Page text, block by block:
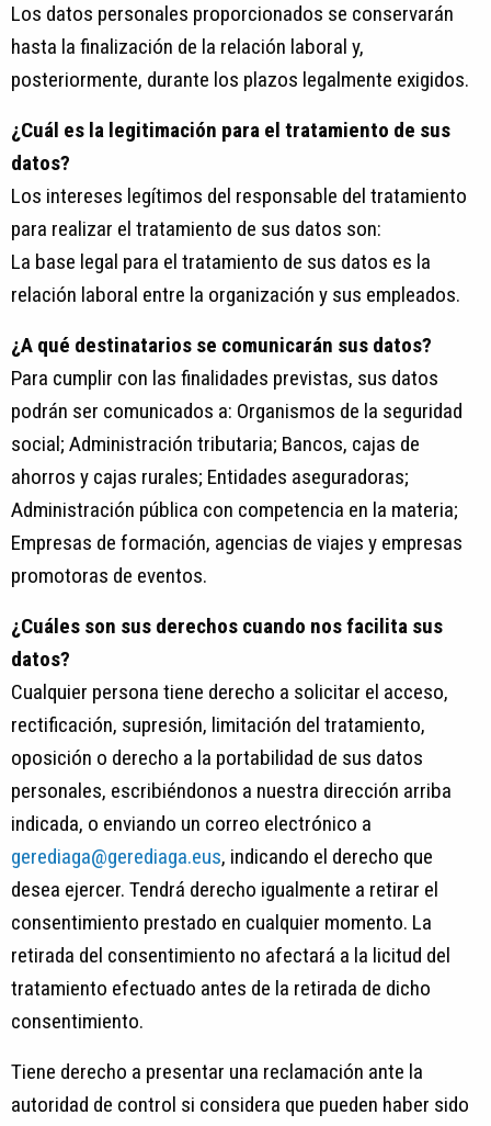
Los datos personales proporcionados se conservarán
hasta la finalización de la relación laboral y,
posteriormente, durante los plazos legalmente exigidos.
¿Cuál es la legitimación para el tratamiento de sus
datos?
Los intereses legítimos del responsable del tratamiento
para realizar el tratamiento de sus datos son:
La base legal para el tratamiento de sus datos es la
relación laboral entre la organización y sus empleados.
¿A qué destinatarios se comunicarán sus datos?
Para cumplir con las finalidades previstas, sus datos
podrán ser comunicados a: Organismos de la seguridad
social; Administración tributaria; Bancos, cajas de
ahorros y cajas rurales; Entidades aseguradoras;
Administración pública con competencia en la materia;
Empresas de formación, agencias de viajes y empresas
promotoras de eventos.
¿Cuáles son sus derechos cuando nos facilita sus
datos?
Cualquier persona tiene derecho a solicitar el acceso,
rectificación, supresión, limitación del tratamiento,
oposición o derecho a la portabilidad de sus datos
personales, escribiéndonos a nuestra dirección arriba
indicada, o enviando un correo electrónico a
gerediaga@gerediaga.eus, indicando el derecho que
desea ejercer. Tendrá derecho igualmente a retirar el
consentimiento prestado en cualquier momento. La
retirada del consentimiento no afectará a la licitud del
tratamiento efectuado antes de la retirada de dicho
consentimiento.
Tiene derecho a presentar una reclamación ante la
autoridad de control si considera que pueden haber sido